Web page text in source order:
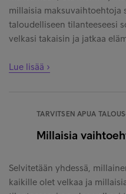
millaisia maksuvaihtoehtoja
taloudelliseen tilanteeseesi
velkasi takaisin ja jatkaa
Lue lisää ›
TARVITSEN APUA
Millaisia
Selvitetään yhdessä,
kaikille olet velkaa ja